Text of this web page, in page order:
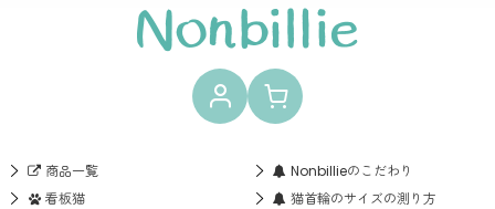
商品一覧
Nonbillieのこだわり
看板猫
猫首輪のサイズの測り方